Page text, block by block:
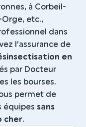
à Corbeil-
Orge, etc.,
dans
l’assurance de
en
par Docteur
les bourses.
permet de
équipes sans
cher.